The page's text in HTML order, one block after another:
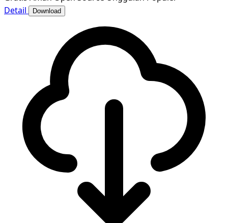
Detail
Download